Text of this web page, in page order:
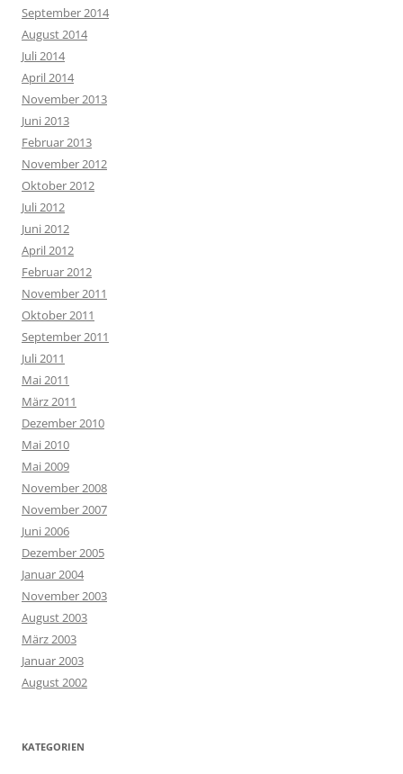
September 2014
August 2014
Juli 2014
April 2014
November 2013
Juni 2013
Februar 2013
November 2012
Oktober 2012
Juli 2012
Juni 2012
April 2012
Februar 2012
November 2011
Oktober 2011
September 2011
Juli 2011
Mai 2011
März 2011
Dezember 2010
Mai 2010
Mai 2009
November 2008
November 2007
Juni 2006
Dezember 2005
Januar 2004
November 2003
August 2003
März 2003
Januar 2003
August 2002
KATEGORIEN